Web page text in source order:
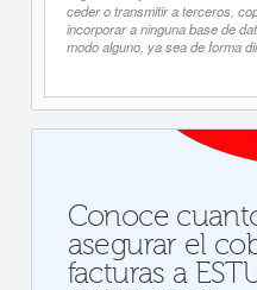
ceder o transmitir a terceros,
incorporar a ninguna base de
modo alguno, ya sea de forma
Conoce
asegurar el
facturas a